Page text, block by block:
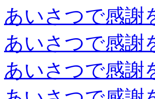
あいさつで感謝
あいさつで感謝
あいさつで感謝